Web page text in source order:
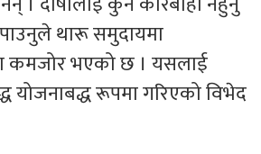
थारू समुदायमा
कमजोर भएको छ । यसलाई
रूपमा गरिएको विभेद